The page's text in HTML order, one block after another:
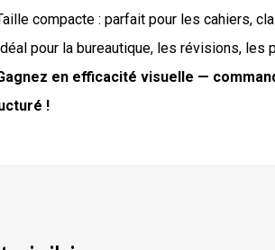
compacte : parfait pour les cahiers,
pour la bureautique, les révisions, les
en efficacité visuelle —
!